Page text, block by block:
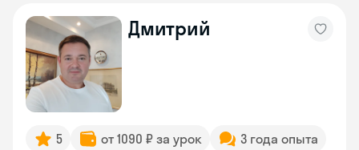
Дмитрий
5 от 1090 ₽ за урок
3 года опыта